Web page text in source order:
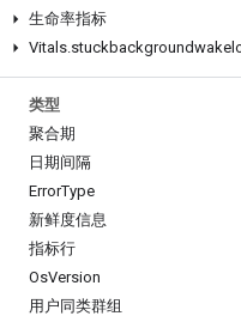
生命率指标
Vitals.
类型
聚合期
日期间隔
ErrorType
新鲜度信息
指标行
OsVersion
用户同类群组